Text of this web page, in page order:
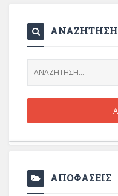
ΑΝΑΖΗΤΗΣΗ
ΑΠΟΦΑΣΕΙΣ